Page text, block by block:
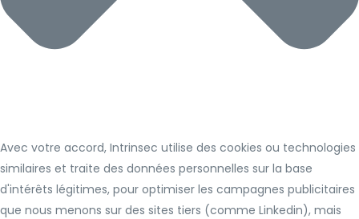
Avec votre accord, Intrinsec utilise des cookies ou technologies
similaires et traite des données personnelles sur la base
d'intérêts légitimes, pour optimiser les campagnes publicitaires
que nous menons sur des sites tiers (comme Linkedin), mais